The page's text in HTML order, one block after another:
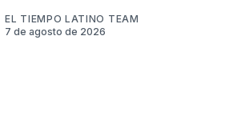
EL TIEMPO LATINO TEAM
7 de agosto de 2026